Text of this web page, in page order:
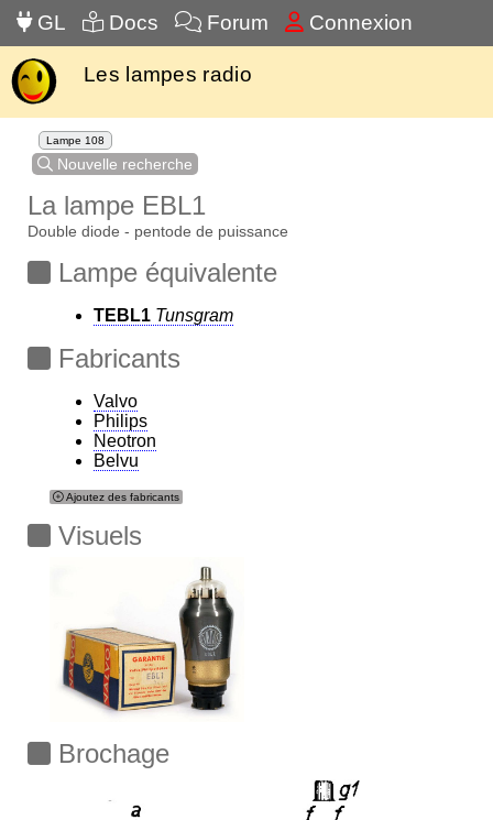
GL Docs Forum Connexion
Les lampes radio
Lampe 108
Nouvelle recherche
La lampe EBL1
Double diode - pentode de puissance
Lampe équivalente
TEBL1 Tunsgram
Fabricants
Valvo
Philips
Neotron
Belvu
Ajoutez des fabricants
Visuels
Brochage